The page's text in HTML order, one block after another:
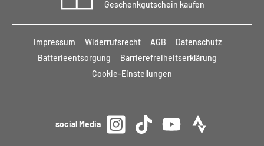
Geschenkgutschein kaufen
Impressum Widerrufsrecht AGB
Datenschutz
Batterieentsorgung
Barrierefreiheitserklärung
Cookie-Einstellungen
social Media